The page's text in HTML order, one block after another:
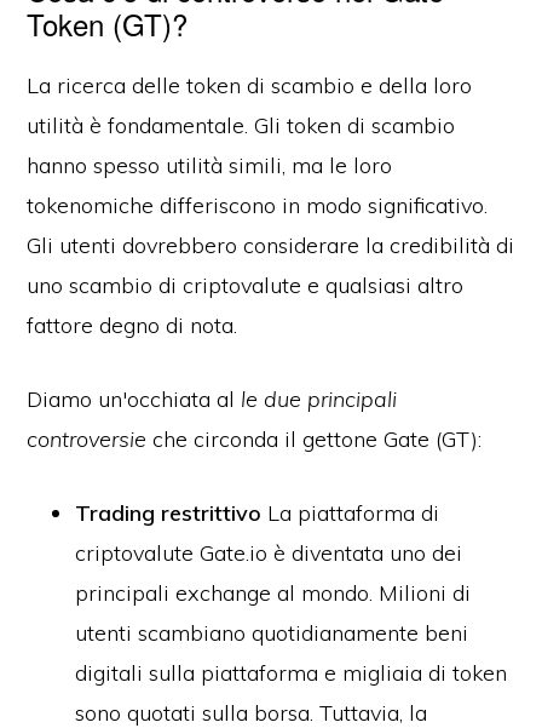
Token (GT)?
La ricerca delle token di scambio e della loro
utilità è fondamentale. Gli token di scambio
hanno spesso utilità simili, ma le loro
tokenomiche differiscono in modo significativo.
Gli utenti dovrebbero considerare la credibilità di
uno scambio di criptovalute e qualsiasi altro
fattore degno di nota.
Diamo un'occhiata al le due principali
controversieche circonda il gettone Gate (GT):
Trading restrittivo La piattaforma di
criptovalute Gate.io è diventata uno dei
principali exchange al mondo. Milioni di
utenti scambiano quotidianamente beni
digitali sulla piattaforma e migliaia di token
sono quotati sulla borsa. Tuttavia, la